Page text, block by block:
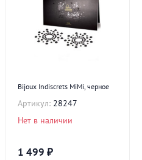
Bijoux Indiscrets MiMi, черное
Артикул: 28247
Нет в наличии
1 499 ₽